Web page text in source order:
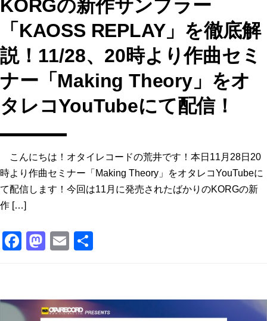
KORGの新作サンプラー
「KAOSS REPLAY」を徹底解
説！11/28、20時より作曲セミ
ナー「Making Theory」をオ
タレコYouTubeにて配信！
こんにちは！オタイレコードの荒井です！本日11月28日20
時より作曲セミナー「Making Theory」をオタレコYouTubeに
て配信します！今回は11月に発売されたばかりのKORGの新
作 […]
F
e
M
o
E
l